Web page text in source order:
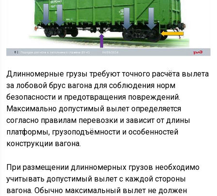
Длинномерные грузы требуют точного расчёта вылета
за лобовой брус вагона для соблюдения норм
безопасности и предотвращения повреждений.
Максимально допустимый вылет определяется
согласно правилам перевозки и зависит от длины
платформы, грузоподъёмности и особенностей
конструкции вагона.
При размещении длинномерных грузов необходимо
учитывать допустимый вылет с каждой стороны
вагона. Обычно максимальный вылет не должен